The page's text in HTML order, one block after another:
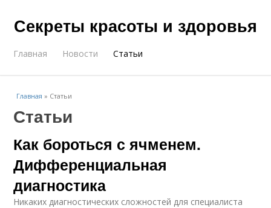
Секреты красоты и здоровья
Главная Новости Статьи
Главная » Статьи
Статьи
Как бороться с ячменем.
Дифференциальная
диагностика
Никаких диагностических сложностей для специалиста